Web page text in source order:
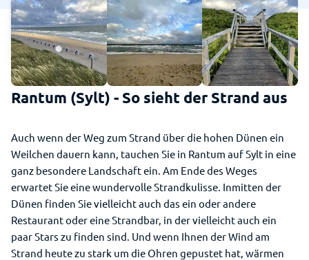
Rantum (Sylt) - So sieht der Strand aus
Auch wenn der Weg zum Strand über die hohen Dünen ein
Weilchen dauern kann, tauchen Sie in Rantum auf Sylt in eine
ganz besondere Landschaft ein. Am Ende des Weges
erwartet Sie eine wundervolle Strandkulisse. Inmitten der
Dünen finden Sie vielleicht auch das ein oder andere
Restaurant oder eine Strandbar, in der vielleicht auch ein
paar Stars zu finden sind. Und wenn Ihnen der Wind am
Strand heute zu stark um die Ohren gepustet hat, wärmen